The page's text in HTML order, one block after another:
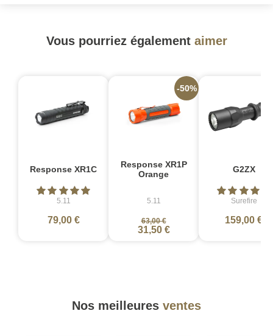
Vous pourriez également aimer
Response XR1C
5.11
79,00 €
Response XR1P
Orange
5.11
63,00 €
31,50 €
-50%
G2ZX
Surefire
159,00 €
Nos meilleures ventes